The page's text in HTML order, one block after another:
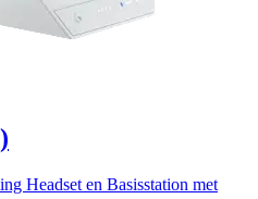
Headset en Basisstation met